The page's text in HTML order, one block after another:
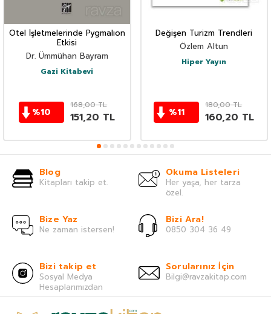
Otel İşletmelerinde Pygmalıon
Etkisi
Dr. Ümmühan Bayram
Gazi Kitabevi
%10
168,00TL
151,20 TL
Değişen Turizm Trendleri
Özlem Altun
Hiper Yayın
%11
180,00TL
160,20 TL
Blog
Kitapları takip et.
Okuma Listeleri
Her yaşa, her tarza
özel.
Bize Yaz
Ne zaman istersen!
Bizi Ara!
0850 304 36 49
Bizi takip et
Sosyal Medya
Hesaplarımızdan
Sorularınız İçin
Bilgi@ravzakitap.com